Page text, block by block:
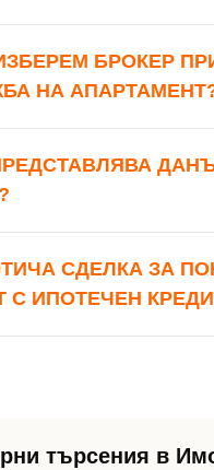
БРОКЕР
НА
СДЕЛКА ЗА
С ИПОТЕЧЕН
търсения в